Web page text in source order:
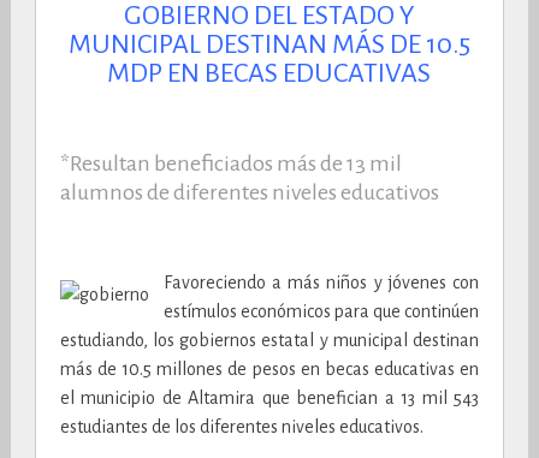
GOBIERNO DEL ESTADO Y
MUNICIPAL DESTINAN MÁS DE 10.5
MDP EN BECAS EDUCATIVAS
*Resultan beneficiados más de 13 mil
alumnos de diferentes niveles educativos
Favoreciendo a más niños y jóvenes con
estímulos económicos para que continúen
estudiando, los gobiernos estatal y municipal destinan
más de 10.5 millones de pesos en becas educativas en
el municipio de Altamira que benefician a 13 mil 543
estudiantes de los diferentes niveles educativos.